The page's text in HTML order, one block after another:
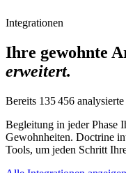
Integrationen
Ihre gewohnte
erweitert.
Bereits 135 456
Begleitung in jeder Phase
Gewohnheiten. Doctrine
Tools, um jeden Schritt